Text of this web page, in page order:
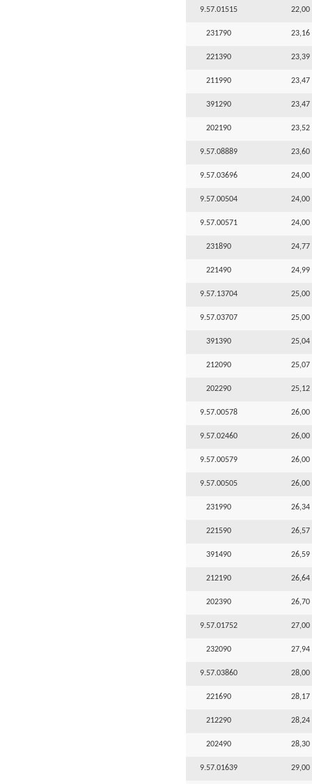
9.57.01515 22,00
231790 23,16
221390 23,39
211990 23,47
391290 23,47
202190 23,52
9.57.08889 23,60
9.57.03696 24,00
9.57.00504 24,00
9.57.00571 24,00
231890 24,77
221490 24,99
9.57.13704 25,00
9.57.03707 25,00
391390 25,04
212090 25,07
202290 25,12
9.57.00578 26,00
9.57.02460 26,00
9.57.00579 26,00
9.57.00505 26,00
231990 26,34
221590 26,57
391490 26,59
212190 26,64
202390 26,70
9.57.01752 27,00
232090 27,94
9.57.03860 28,00
221690 28,17
212290 28,24
202490 28,30
9.57.01639 29,00